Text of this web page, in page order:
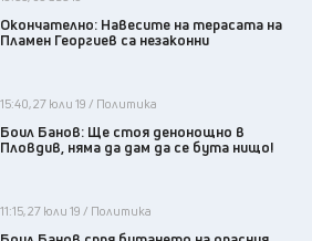
Окончателно: Навесите на терасата на
Пламен Георгиев са незаконни
15:40, 27 юли 19 / Политика
Боил Банов: Ще стоя денонощно в
Пловдив, няма да дам да се бута нищо!
11:15, 27 юли 19 / Политика